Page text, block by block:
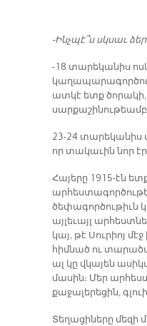
-Ինչպէ՞ս սկսաւ
-18 տարեկանիս
ատկէ ետք ծորակի,
սարքաշինութեամբ
23-24 տարեկանիս
որ տակաւին նոր էր
Հայերը 1915-էն
ծեփագործութիւն
այլեւայլ
կայ, թէ Սուրիոյ
հիմնած ու
ալ կը վկայեն
մասին։ Մեր
քաջալերեցին,
Տեղացիները մեզի